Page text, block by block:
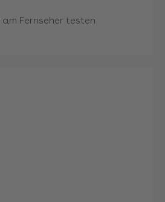
am Fernseher testen